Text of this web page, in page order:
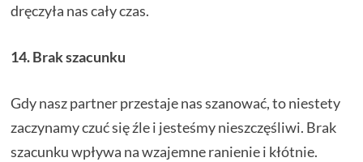
dręczyła nas cały czas.
14. Brak szacunku
Gdy nasz partner przestaje nas szanować, to niestety
zaczynamy czuć się źle i jesteśmy nieszczęśliwi. Brak
szacunku wpływa na wzajemne ranienie i kłótnie.